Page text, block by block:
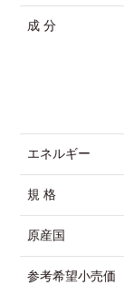
成 分
エネルギー
規 格
原産国
参考希望小売価